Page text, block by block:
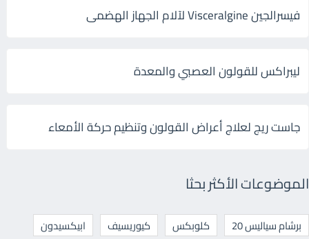
فيسرالجين Visceralgine لآلام الجهاز الهضمى
ليبراكس للقولون العصبي والمعدة
جاست ريج لعلاج أعراض القولون وتنظيم حركة الأمعاء
الموضوعات الأكثر بحثا
برشام سياليس 20 كلوبكس كيوريسيف
ابيكسيدون